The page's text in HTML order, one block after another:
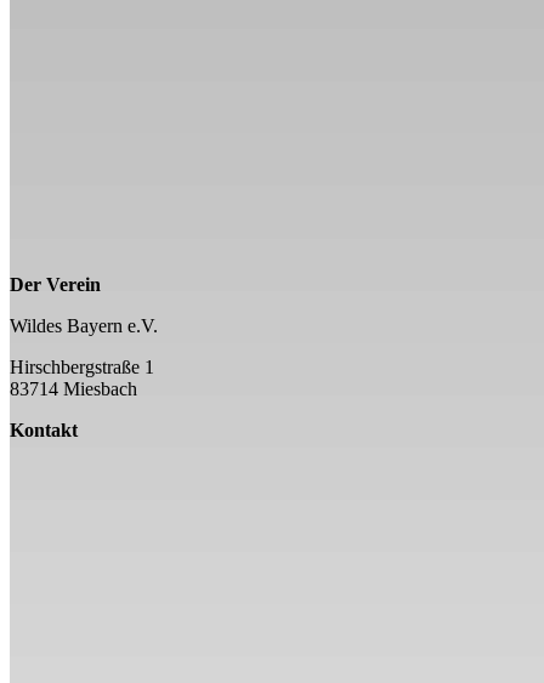
Der Verein
Wildes Bayern e.V.
Hirschbergstraße 1
83714 Miesbach
Kontakt